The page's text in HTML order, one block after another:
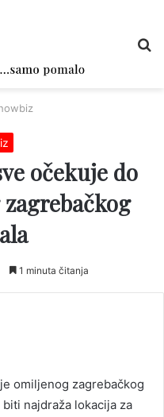
očekuje do
1 minuta čitanja
omiljenog zagrebačkog
biti najdraža lokacija za